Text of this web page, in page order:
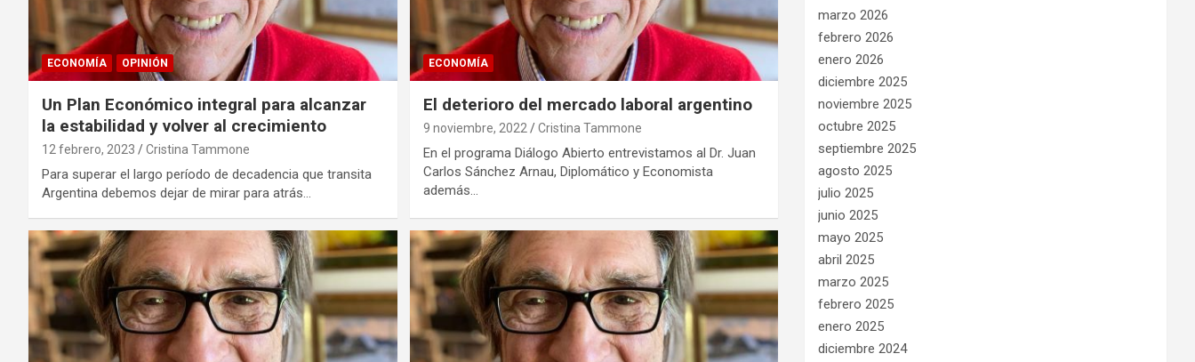
ECONOMÍA OPINIÓN
Un Plan Económico integral para alcanzar
la estabilidad y volver al crecimiento
12 febrero, 2023 Cristina Tammone
Para superar el largo período de decadencia que transita
Argentina debemos dejar de mirar para atrás…
ECONOMÍA
El deterioro del mercado laboral argentino
9 noviembre, 2022 Cristina Tammone
En el programa Diálogo Abierto entrevistamos al Dr. Juan
Carlos Sánchez Arnau, Diplomático y Economista
además…
marzo 2026
febrero 2026
enero 2026
diciembre 2025
noviembre 2025
octubre 2025
septiembre 2025
agosto 2025
julio 2025
junio 2025
mayo 2025
abril 2025
marzo 2025
febrero 2025
enero 2025
diciembre 2024